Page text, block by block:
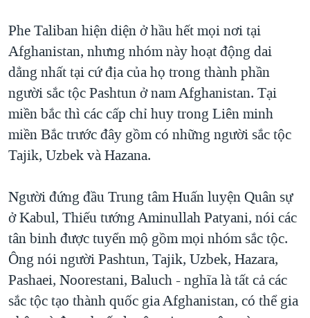
Phe Taliban hiện diện ở hầu hết mọi nơi tại
Afghanistan, nhưng nhóm này hoạt động dai
dẳng nhất tại cứ địa của họ trong thành phần
người sắc tộc Pashtun ở nam Afghanistan. Tại
miền bắc thì các cấp chỉ huy trong Liên minh
miền Bắc trước đây gồm có những người sắc tộc
Tajik, Uzbek và Hazana.
Người đứng đầu Trung tâm Huấn luyện Quân sự
ở Kabul, Thiếu tướng Aminullah Patyani, nói các
tân binh được tuyển mộ gồm mọi nhóm sắc tộc.
Ông nói người Pashtun, Tajik, Uzbek, Hazara,
Pashaei, Noorestani, Baluch - nghĩa là tất cả các
sắc tộc tạo thành quốc gia Afghanistan, có thể gia